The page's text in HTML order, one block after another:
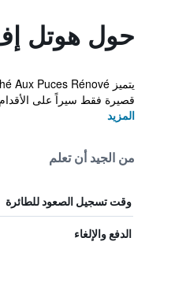
حول هوتل إف 1 باريس سان أوين - مارش ٔو
قصيرة فقط سيراً على
المزيد
من الجيد أن تعلم
وقت تسجيل الصعود للطائرة
الدفع والإلغاء